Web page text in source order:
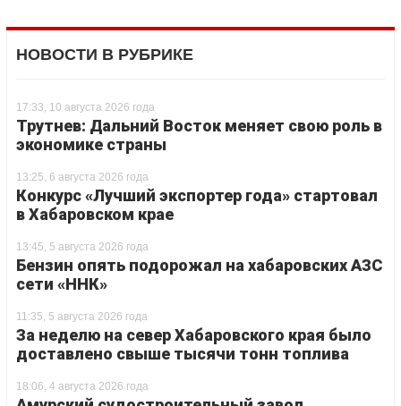
НОВОСТИ В РУБРИКЕ
17:33, 10 августа 2026 года
Трутнев: Дальний Восток меняет свою роль в
экономике страны
13:25, 6 августа 2026 года
Конкурс «Лучший экспортер года» стартовал
в Хабаровском крае
13:45, 5 августа 2026 года
Бензин опять подорожал на хабаровских АЗС
сети «ННК»
11:35, 5 августа 2026 года
За неделю на север Хабаровского края было
доставлено свыше тысячи тонн топлива
18:06, 4 августа 2026 года